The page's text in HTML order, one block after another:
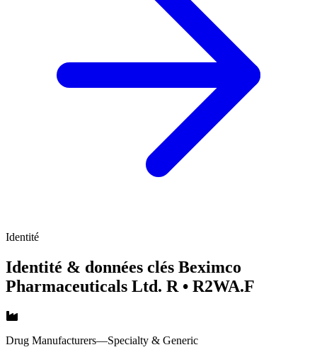
Identité
Identité & données clés Beximco
Pharmaceuticals Ltd. R • R2WA.F
Drug Manufacturers—Specialty & Generic